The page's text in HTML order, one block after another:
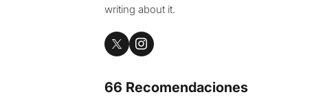
writing about it.
66 Recomendaciones